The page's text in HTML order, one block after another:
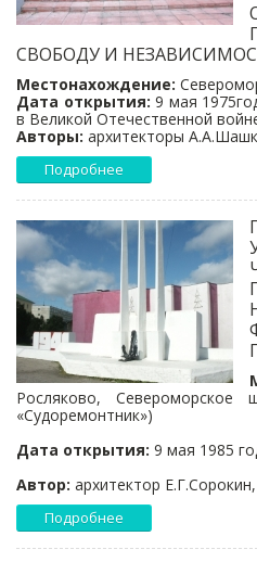
СВОБОДУ И
Местонахождение:
Дата открытия: 9 мая
в Великой Отечественной
Авторы: архитекторы
Подробнее
Росляково,
«Судоремонтник»)
Дата открытия: 9 мая 1985
Автор: архитектор
Подробнее